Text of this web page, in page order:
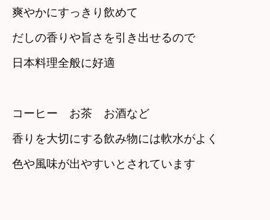
爽やかにすっきり飲めて
だしの香りや旨さを引き出せるので
日本料理全般に好適
コーヒー　お茶　お酒など
香りを大切にする飲み物には軟水がよく
色や風味が出やすいとされています